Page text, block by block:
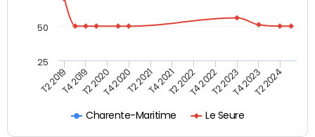
Charente-Maritime Le Seure
T2 2019T4 2019T2 2020T4 2020T2 2021T4 2021T2 2022T4 2022T2 2023T4 2023T2 2024
25
50